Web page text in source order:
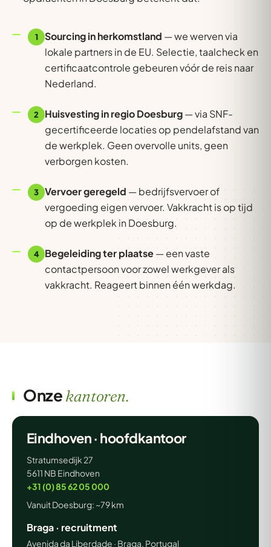
1 Sourcing in herkomstland — we werven via
lokale partners in de EU. Selectie, taalcheck en
certificaatcontrole gebeuren vóór de reis naar
Nederland.
2 Huisvesting in regio Doesburg— via SNF-
gecertificeerde locaties op pendelafstand van
de werkplek. Geen overvolle units, geen
verborgen kosten.
3 Vervoer geregeld — bedrijfsvervoer of
vergoeding eigen vervoer. Vakkracht is op tijd
op de werkplek in Doesburg.
4 Begeleiding ter plaatse— een vaste
contactpersoon voor zowel werkgever als
vakkracht. Reageert binnen één werkdag.
Onzekantoren.
Eindhoven · hoofdkantoor
Stratumsedijk 27
5611 NB Eindhoven
+31 (0) 85 62 05 000
Vanuit Doesburg: ~79 km
Braga · recruitment
Avenida da Liberdade · Braga, Portugal